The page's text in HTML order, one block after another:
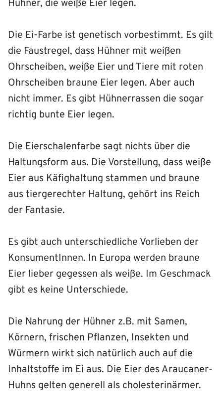
Hühner, die weiße Eier legen.
Die Ei-Farbe ist genetisch vorbestimmt. Es gilt
die Faustregel, dass Hühner mit weißen
Ohrscheiben, weiße Eier und Tiere mit roten
Ohrscheiben braune Eier legen. Aber auch
nicht immer. Es gibt Hühnerrassen die sogar
richtig bunte Eier legen.
Die Eierschalenfarbe sagt nichts über die
Haltungsform aus. Die Vorstellung, dass weiße
Eier aus Käfighaltung stammen und braune
aus tiergerechter Haltung, gehört ins Reich
der Fantasie.
Es gibt auch unterschiedliche Vorlieben der
KonsumentInnen. In Europa werden braune
Eier lieber gegessen als weiße. Im Geschmack
gibt es keine Unterschiede.
Die Nahrung der Hühner z.B. mit Samen,
Körnern, frischen Pflanzen, Insekten und
Würmern wirkt sich natürlich auch auf die
Inhaltstoffe im Ei aus. Die Eier des Araucaner-
Huhns gelten generell als cholesterinärmer.